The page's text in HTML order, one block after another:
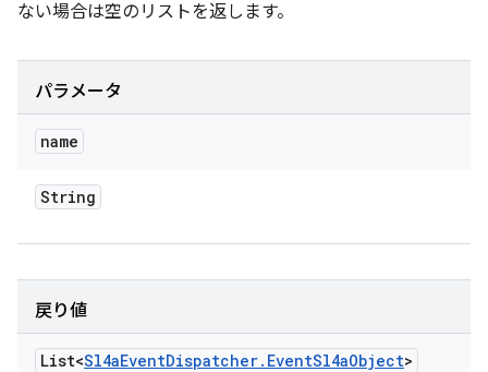
ない場合は空のリストを返します。
パラメータ
name
String
戻り値
List<Sl4aEventDispatcher. EventSl4aObject>